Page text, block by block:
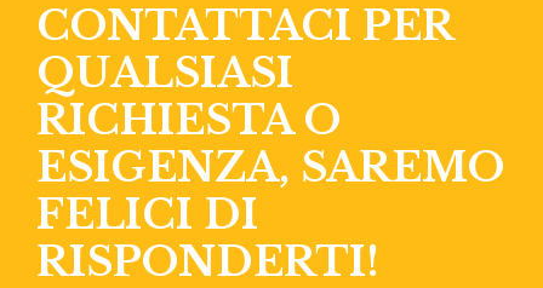
CONTATTACI PER
QUALSIASI
RICHIESTA O
ESIGENZA, SAREMO
FELICI DI
RISPONDERTI!